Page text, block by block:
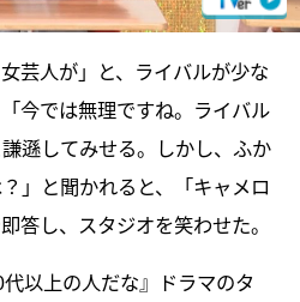
芸人が」と、ライバルが少な
今では無理ですね。ライバル
遜してみせる。しかし、ふか
」と聞かれると、「キャメロ
答し、スタジオを笑わせた。
以上の人だな』ドラマのタ